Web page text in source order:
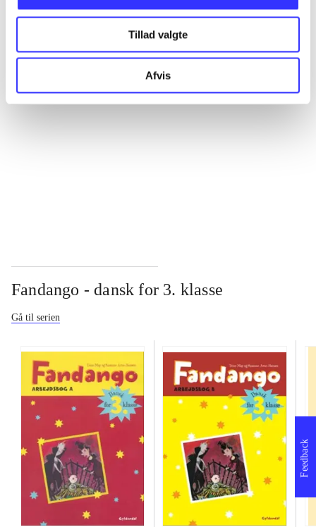
Tillad valgte
Afvis
...
Fandango - dansk for 3. klasse
Gå til serien
Feedback